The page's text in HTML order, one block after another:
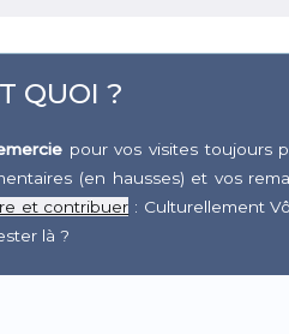
QUOI ?
pour vos visites toujours
(en hausses) et vos
et contribuer : Culturellement
là ?